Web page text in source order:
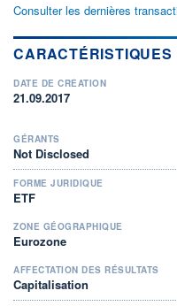
Consulter les dernières
CARACTÉRISTIQUES
DATE DE CRÉATION
21.09.2017
GÉRANTS
Not Disclosed
FORME JURIDIQUE
ETF
ZONE GÉOGRAPHIQUE
Eurozone
AFFECTATION DES RÉSULTATS
Capitalisation